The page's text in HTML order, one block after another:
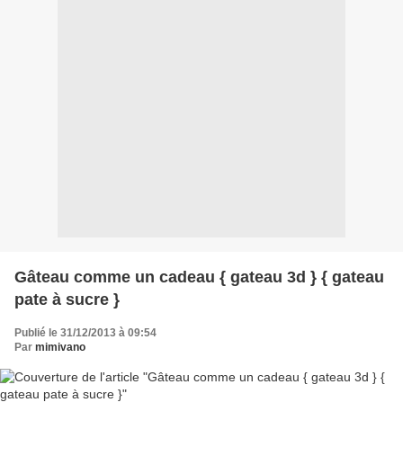
Gâteau comme un cadeau { gateau 3d } { gateau
pate à sucre }
Publié le 31/12/2013 à 09:54
Par mimivano